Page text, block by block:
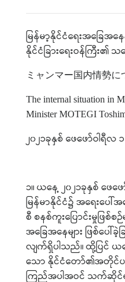
မြန်မာ့နိုင်ငံရေးအခြေအန
နိုင်ငံခြားရေးဝန်ကြီး၏ သ
ミャンマー国内情勢に
The internal situation in
Minister MOTEGI
၂၀၂၁ခုနှစ် ဖေဖော်ဝါရီလ ၁
၁။ယနေ့ ၂၀၂၁ခုနှစ် ဖေဖ
မြန်မာနိုင်ငံ၌ အရေးပေါ်အ
စီ စနစ်ကူးပြောင်းမှုဖြစ်စဉ်မ
အခြေအနေများ ဖြစ်ပေါ်ခဲ့
လျက်ရှိပါသည်။ထို့ပြင် ယ
သော နိုင်ငံတော်၏အတိုင်ပ
ကြည်အပါအဝင် သက်ဆိုင်ရ